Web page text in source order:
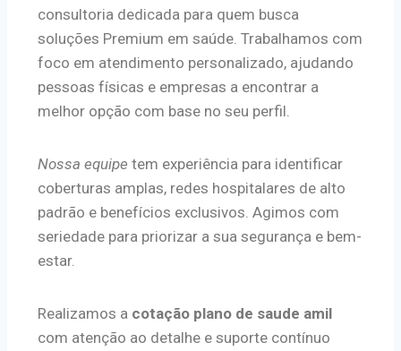
consultoria dedicada para quem busca
soluções Premium em saúde. Trabalhamos com
foco em atendimento personalizado, ajudando
pessoas físicas e empresas a encontrar a
melhor opção com base no seu perfil.
Nossa equipe tem experiência para identificar
coberturas amplas, redes hospitalares de alto
padrão e benefícios exclusivos. Agimos com
seriedade para priorizar a sua segurança e bem-
estar.
Realizamos a cotação plano de saude amil
com atenção ao detalhe e suporte contínuo